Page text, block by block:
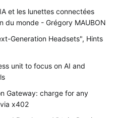
et les lunettes connectées
du monde - Grégory MAUBON
Generation Headsets", Hints
unit to focus on AI and
Gateway: charge for any
x402